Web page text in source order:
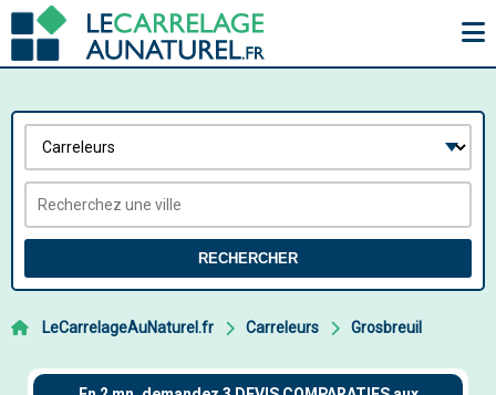
RECHERCHER
LeCarrelageAuNaturel.fr Carreleurs Grosbreuil